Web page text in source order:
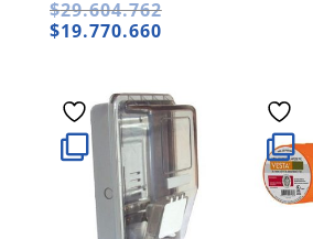
$29.604.762El
precio
$29.604.762.
$19.770.660El
es:
$19.770.660.